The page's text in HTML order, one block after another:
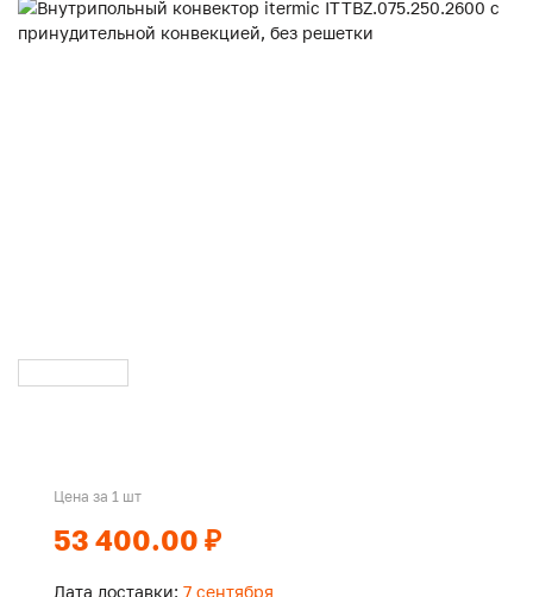
Цена за 1 шт
53 400.00 ₽
Дата доставки: 7 сентября